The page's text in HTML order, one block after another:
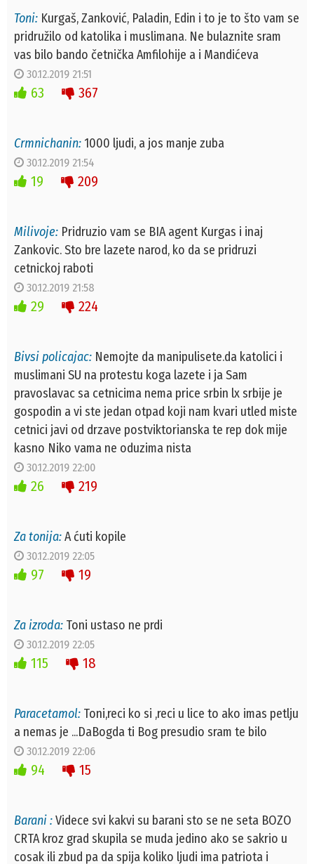
Toni: Kurgaš, Zanković, Paladin, Edin i to je to što vam se
pridružilo od katolika i muslimana. Ne bulaznite sram
vas bilo bando četnička Amfilohije a i Mandićeva
30.12.2019 21:51
63 367
Crmnichanin: 1000 ljudi, a jos manje zuba
30.12.2019 21:54
19 209
Milivoje: Pridruzio vam se BIA agent Kurgas i inaj
Zankovic. Sto bre lazete narod, ko da se pridruzi
cetnickoj raboti
30.12.2019 21:58
29 224
Bivsi policajac: Nemojte da manipulisete.da katolici i
muslimani SU na protestu koga lazete i ja Sam
pravoslavac sa cetnicima nema price srbin lx srbije je
gospodin a vi ste jedan otpad koji nam kvari utled miste
cetnici javi od drzave postviktorianska te rep dok mije
kasno Niko vama ne oduzima nista
30.12.2019 22:00
26 219
Za tonija:A ćuti kopile
30.12.2019 22:05
97 19
Za izroda: Toni ustaso ne prdi
30.12.2019 22:05
115 18
Paracetamol: Toni,reci ko si ,reci u lice to ako imas petlju
a nemas je ...DaBogda ti Bog presudio sram te bilo
30.12.2019 22:06
94 15
Barani :Videce svi kakvi su barani sto se ne seta BOZO
CRTA kroz grad skupila se muda jedino ako se sakrio u
cosak ili zbud pa da spija koliko ljudi ima patriota i